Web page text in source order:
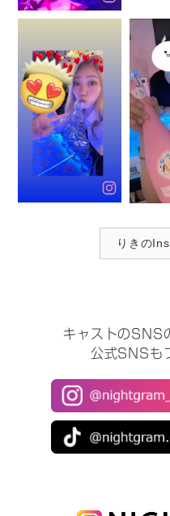
りきの
キャストのSNS
公式SNSも